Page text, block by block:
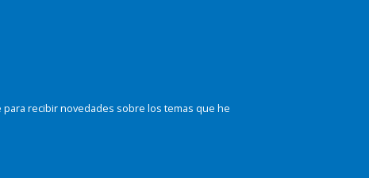
recibir novedades sobre los temas que he